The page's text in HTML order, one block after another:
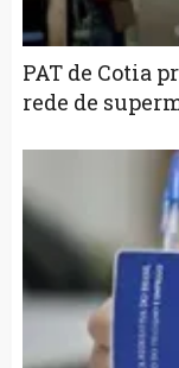
PAT de Cotia
rede de